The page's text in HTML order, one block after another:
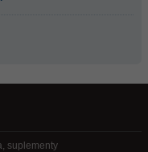
suplementy